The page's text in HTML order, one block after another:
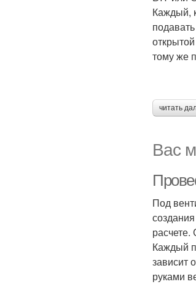
Каждый,
тому же
читать
Вас
Под
Каждый
зависит
руками